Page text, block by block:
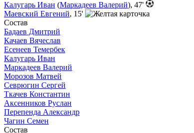
Калугарь Иван (Маркадеев Валерий), 47'
Маевский Евгений, 15'
Состав
Бадаев Дмитрий
Качаев Вячеслав
Есенеев Темербек
Калугарь Иван
Маркадеев Валерий
Морозов Матвей
Севрюгин Сергей
Ткачев Константин
Аксенников Руслан
Перепенда Александр
Чагин Семен
Состав